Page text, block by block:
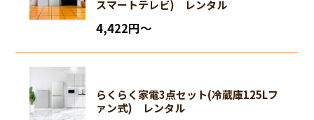
スマートテレビ) レンタル
4,422円〜
らくらく家電3点セット(冷蔵庫125Lフ
ァン式) レンタル